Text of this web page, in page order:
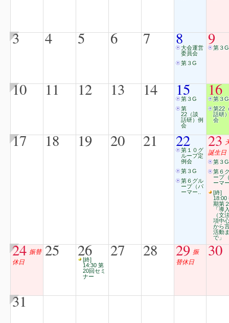
3 4 5 6 7 8大会運営
委員会
第３G
9第３G
10 11 12 13 14 15
第３G
第
22（談
話研）例
会
16
第３G
第22
話研
会
17 18 19 20 21 22
第１０グ
ループ定
例会
第３G
第６グル
ープ（パ
ーマー..
23
誕生日
第３G
第６
ープ
ーマ
[終]
18:00
期第
「導
（文
項中
から
活動
で」
24 振替
休日
25 26
[終]
14:30 第
20回セミ
ナー
27 28 29 振
替休日
30
31